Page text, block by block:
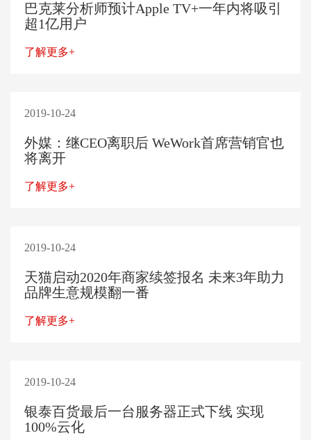
巴克莱分析师预计Apple TV+一年内将吸引
超1亿用户
了解更多+
2019-10-24
外媒：继CEO离职后 WeWork首席营销官也
将离开
了解更多+
2019-10-24
天猫启动2020年商家续签报名 未来3年助力
品牌生意规模翻一番
了解更多+
2019-10-24
银泰百货最后一台服务器正式下线 实现
100%云化